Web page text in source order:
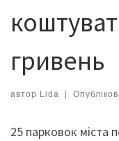
гривень
автор Lida |
25 парковок міста